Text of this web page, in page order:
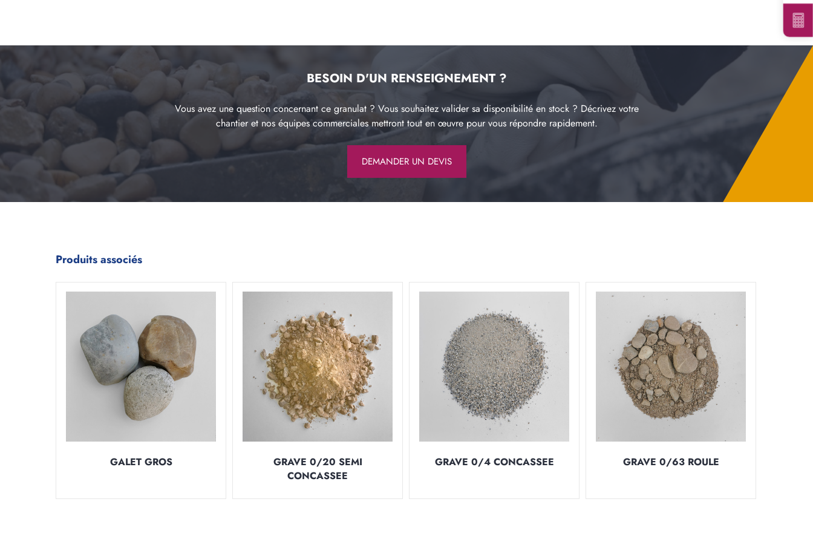
BESOIN D'UN RENSEIGNEMENT ?
Vous avez une question concernant ce granulat ? Vous souhaitez valider sa disponibilité en stock ? Décrivez votre
chantier et nos équipes commerciales mettront tout en œuvre pour vous répondre rapidement.
DEMANDER UN DEVIS
Produits associés
GALET GROS
GRAVE 0/20 SEMI
CONCASSEE
GRAVE 0/4 CONCASSEE GRAVE 0/63 ROULE